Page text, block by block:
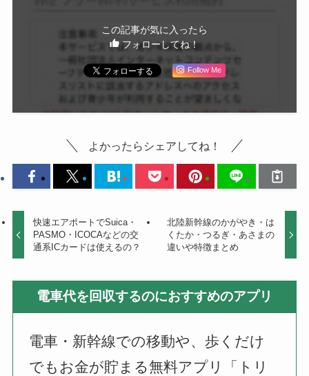
この記事が気に入ったら
フォローしてね！
Follow Me
よかったらシェアしてね！
快速エアポートでSuica・
PASMO・ICOCAなどの交
通系ICカードは使えるの？
北陸新幹線のかがやき・は
くたか・つるぎ・あさまの
違いや特徴まとめ
電車代を回収するのにおすすめのアプリ
電車・新幹線での移動や、歩くだけ
でもお金が貯まる無料アプリ「トリ